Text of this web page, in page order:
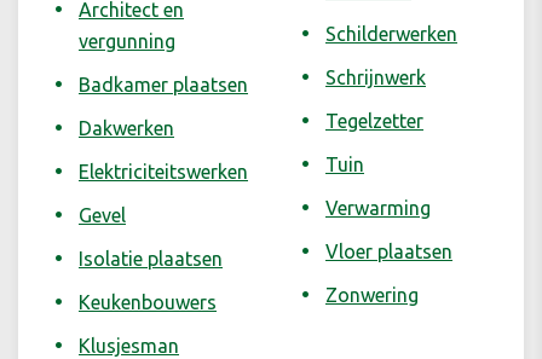
Architect en
vergunning
Badkamer plaatsen
Dakwerken
Elektriciteitswerken
Gevel
Isolatie plaatsen
Keukenbouwers
Klusjesman
Schilderwerken
Schrijnwerk
Tegelzetter
Tuin
Verwarming
Vloer plaatsen
Zonwering